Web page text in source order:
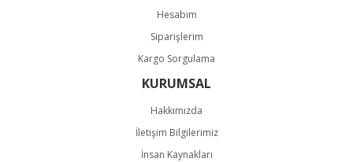
Hesabım
Siparişlerim
Kargo Sorgulama
KURUMSAL
Hakkımızda
İletişim Bilgilerimiz
İnsan Kaynakları